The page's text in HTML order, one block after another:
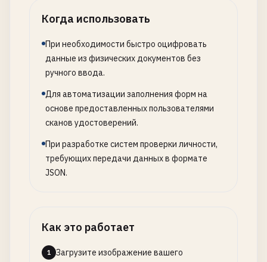
Когда использовать
При необходимости быстро оцифровать
данные из физических документов без
ручного ввода.
Для автоматизации заполнения форм на
основе предоставленных пользователями
сканов удостоверений.
При разработке систем проверки личности,
требующих передачи данных в формате
JSON.
Как это работает
1
Загрузите изображение вашего